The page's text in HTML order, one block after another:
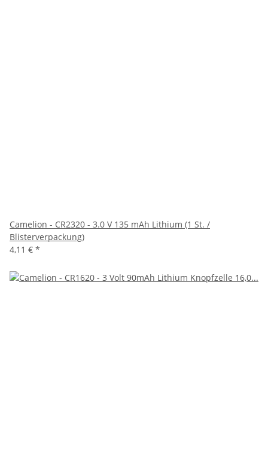
Camelion - CR2320 - 3.0 V 135 mAh Lithium (1 St. /
Blisterverpackung)
4,11 € *